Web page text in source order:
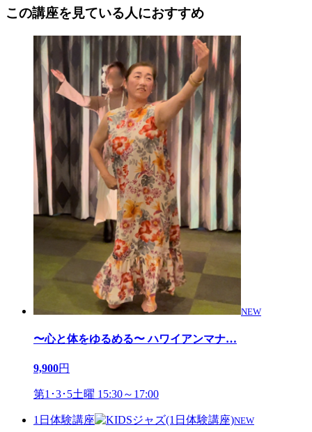
この講座を見ている人におすすめ
NEW
〜心と体をゆるめる〜 ハワイアンマナ…
9,900円
第1･3･5土曜 15:30～17:00
1日体験講座 NEW